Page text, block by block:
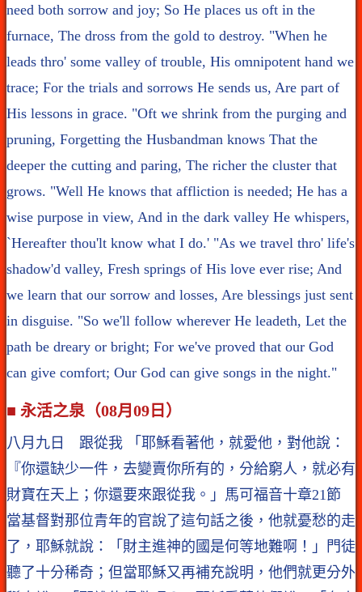
need both sorrow and joy; So He places us oft in the
furnace, The dross from the gold to destroy. "When he
leads thro' some valley of trouble, His omnipotent hand we
trace; For the trials and sorrows He sends us, Are part of
His lessons in grace. "Oft we shrink from the purging and
pruning, Forgetting the Husbandman knows That the
deeper the cutting and paring, The richer the cluster that
grows. "Well He knows that affliction is needed; He has a
wise purpose in view, And in the dark valley He whispers,
`Hereafter thou'lt know what I do.' "As we travel thro' life's
shadow'd valley, Fresh springs of His love ever rise; And
we learn that our sorrow and losses, Are blessings just sent
in disguise. "So we'll follow wherever He leadeth, Let the
path be dreary or bright; For we've proved that our God
can give comfort; Our God can give songs in the night."
■ 永活之泉（08月09日）
八月九日 跟從我 「耶穌看著他，就愛他，對他說：
『你還缺少一件，去變賣你所有的，分給窮人，就必有
財寶在天上；你還要來跟從我。」馬可福音十章21節
當基督對那位青年的官說了這句話之後，他就憂愁的走
了，耶穌就說：「財主進神的國是何等地難啊！」門徒
聽了十分稀奇；但當耶穌又再補充說明，他們就更分外